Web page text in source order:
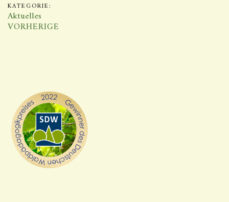
KATEGORIE:
Aktuelles
VORHERIGE